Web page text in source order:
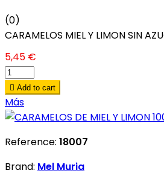
(0)
CARAMELOS MIEL Y LIMON SIN
5,45 €
 Add to cart
Más
Reference: 18007
Brand: Mel Muria